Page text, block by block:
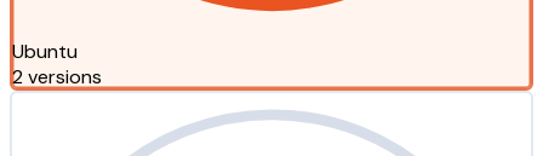
Ubuntu
2 versions